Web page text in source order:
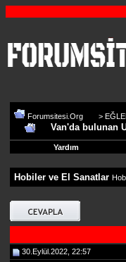
Forumsitesi.Org >
Van'da bulunan
Yardım
Hobiler ve El Sanatlar
30.Eylül.2022, 22:57